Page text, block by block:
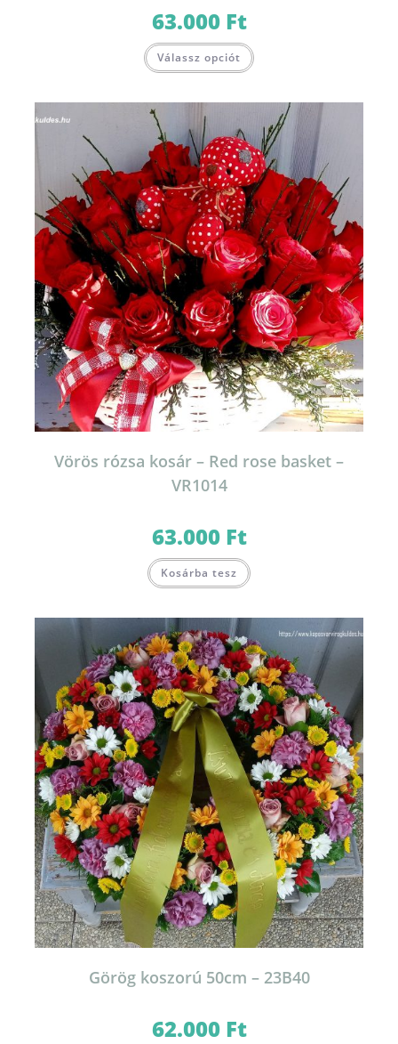
63.000 Ft
Válassz opciót
Vörös rózsa kosár – Red rose basket –
VR1014
63.000 Ft
Kosárba tesz
Görög koszorú 50cm – 23B40
62.000 Ft